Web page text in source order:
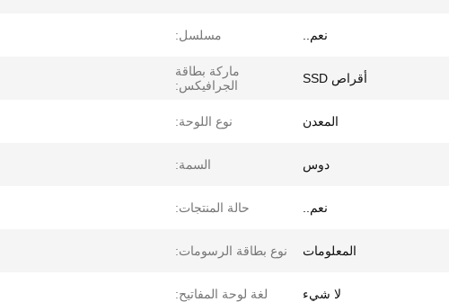
نعم.. مسلسل:
أقراص SSD
ماركة بطاقة
الجرافيكس:
المعدن نوع اللوحة:
دوس السمة:
نعم.. حالة المنتجات:
المعلومات نوع بطاقة الرسومات:
لا شيء لغة لوحة المفاتيح: